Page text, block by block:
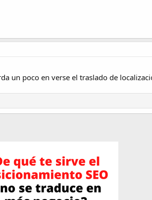
un poco en verse el traslado de